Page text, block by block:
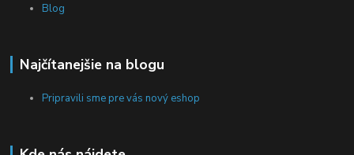
Blog
Najčítanejšie na blogu
Pripravili sme pre vás nový eshop